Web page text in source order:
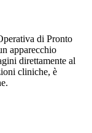
di Pronto
apparecchio
direttamente al
cliniche, è